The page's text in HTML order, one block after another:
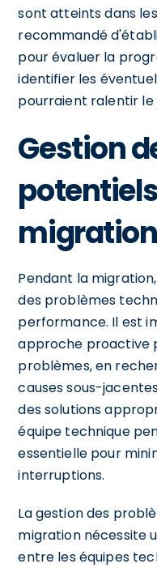
sont atteints dans
recommandé
pour évaluer la
identifier les
pourraient ralentir le
Gestion
migration
Pendant la
des problèmes
performance. Il est
approche proactive
problèmes, en
causes sous-
des solutions
équipe technique
essentielle pour
interruptions.
La gestion des
migration nécessite
entre les équipes